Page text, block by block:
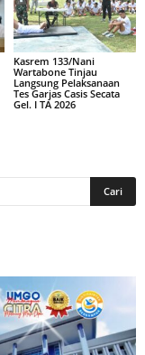
Kasrem 133/Nani
Wartabone Tinjau
Langsung Pelaksanaan
Tes Garjas Casis Secata
Gel. I TA 2026